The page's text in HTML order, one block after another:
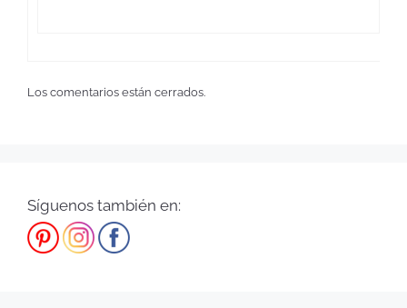
Los comentarios están cerrados.
Síguenos también en: